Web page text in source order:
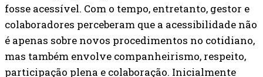
fosse acessível. Com o tempo, entretanto, gestor e
colaboradores perceberam que a acessibilidade não
é apenas sobre novos procedimentos no cotidiano,
mas também envolve companheirismo, respeito,
participação plena e colaboração. Inicialmente